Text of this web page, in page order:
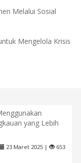
Melalui Sosial
Mengelola Krisis
yang Lebih
23 Maret 2025 | 653